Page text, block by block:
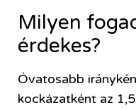
Milyen
érdekes?
Óvatosabb
kockázatként az